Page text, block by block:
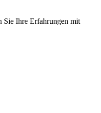
Sie Ihre Erfahrungen mit